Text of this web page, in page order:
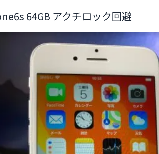
64GB アクチロック回避